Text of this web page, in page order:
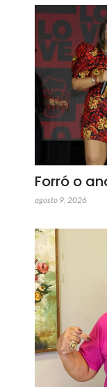
Forró o
agosto 9, 2026